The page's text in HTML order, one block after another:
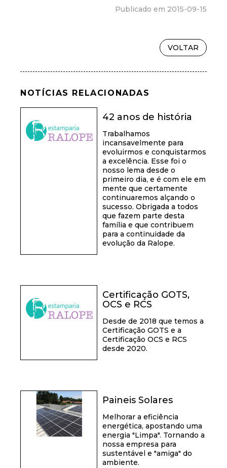
Publicado em 2015-09-15
VOLTAR
NOTÍCIAS RELACIONADAS
42 anos de história
Trabalhamos
incansavelmente para
evoluirmos e conquistarmos
a excelência. Esse foi o
nosso lema desde o
primeiro dia, e é com ele em
mente que certamente
continuaremos alçando o
sucesso. Obrigada a todos
que fazem parte desta
família e que contribuem
para a continuidade da
evolução da Ralope.
Certificação GOTS,
OCS e RCS
Desde de 2018 que temos a
Certificação GOTS e a
Certificação OCS e RCS
desde 2020.
Paineis Solares
Melhorar a eficiência
energética, apostando uma
energia "Limpa". Tornando a
nossa empresa para
sustentável e "amiga" do
ambiente.